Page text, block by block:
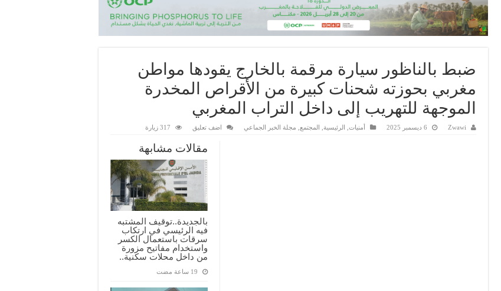
ضبط بالناظور سيارة مرقمة بالخارج يقودها مواطن
مغربي بحوزته شحنات كبيرة من الأقراص المخدرة
الموجهة للتهريب إلى داخل التراب المغربي
Zwawi 6 ديسمبر 2025 أمنيات الرئيسية المجتمع مجلة الخبر الجماعي اضف تعليق 317 زيارة
مقالات مشابهة
بالجديدة..توقيف المشتبه
فيه الرئيسي في ارتكاب
سرقات باستعمال الكسر
واستخدام مفاتيح مزورة
من داخل محلات سكنية..